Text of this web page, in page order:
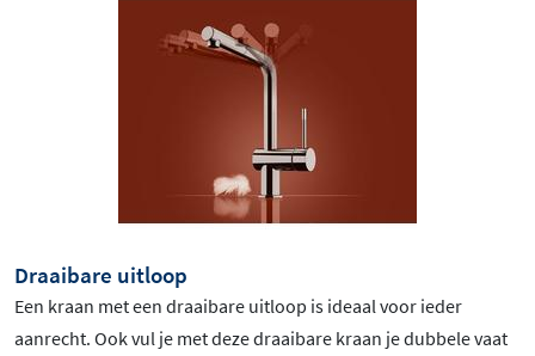
Draaibare uitloop
Een kraan met een draaibare uitloop is ideaal voor ieder
aanrecht. Ook vul je met deze draaibare kraan je dubbele vaat